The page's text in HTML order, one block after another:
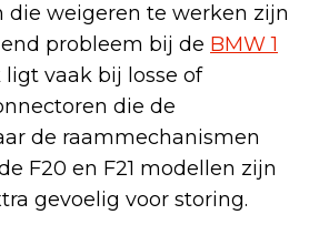
die weigeren te werken zijn
probleem bij de BMW 1
ligt vaak bij losse of
die de
de raammechanismen
F20 en F21 modellen zijn
gevoelig voor storing.